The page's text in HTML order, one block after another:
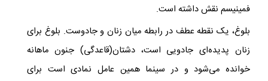
فمینیسم نقش داشته است.
بلوغ، یک نقطه عطف در رابطه میان زنان و جادوست. بلوغ برای
زنان پدیده‌ای جادویی است، دشتان(قاعدگی) جنون ماهانه
خوانده می‌شود و در سینما همین عامل نمادی است برای